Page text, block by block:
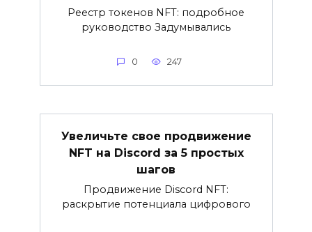
Реестр токенов NFT: подробное
руководство Задумывались
0 247
Увеличьте свое продвижение
NFT на Discord за 5 простых
шагов
Продвижение Discord NFT:
раскрытие потенциала цифрового